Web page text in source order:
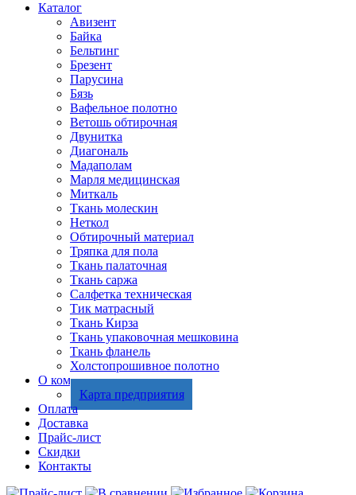
Каталог
Авизент
Байка
Бельтинг
Брезент
Парусина
Бязь
Вафельное полотно
Ветошь обтирочная
Двунитка
Диагональ
Мадаполам
Марля медицинская
Миткаль
Ткань молескин
Неткол
Обтирочный материал
Тряпка для пола
Ткань палаточная
Ткань саржа
Салфетка техническая
Тик матрасный
Ткань Кирза
Ткань упаковочная мешковина
Ткань фланель
Холстопрошивное полотно
О компании
Карта предприятия
Оплата
Доставка
Прайс-лист
Скидки
Контакты